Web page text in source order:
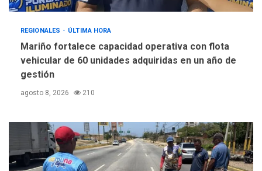
REGIONALES ÚLTIMA HORA
Mariño fortalece capacidad operativa con flota
vehicular de 60 unidades adquiridas en un año de
gestión
agosto 8, 2026 210